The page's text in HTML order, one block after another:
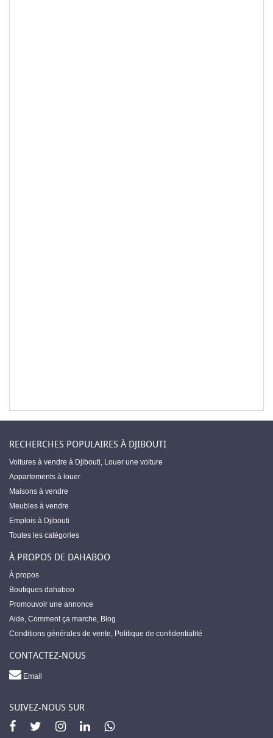
RECHERCHES POPULAIRES À DJIBOUTI
Voitures à vendre à Djibouti, Louer une voiture
Appartements à louer
Maisons à vendre
Meubles à vendre
Emplois à Djibouti
Toutes les catégories
À PROPOS DE DAHABOO
À propos
Boutiques dahaboo
Promouvoir une annonce
Aide, Comment ça marche, Blog
Conditions générales de vente, Politique de confidentialité
CONTACTEZ-NOUS
Email
SUIVEZ-NOUS SUR